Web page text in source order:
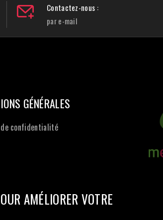
Contactez-nous :
par e-mail
GÉNÉRALES
confidentialité
AMÉLIORER VOTRE